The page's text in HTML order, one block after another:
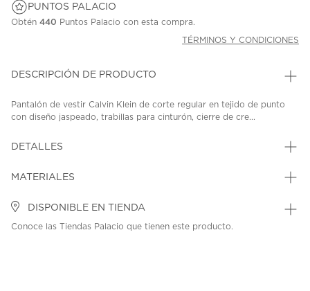
PUNTOS PALACIO
Obtén 440 Puntos Palacio con esta compra.
TÉRMINOS Y CONDICIONES
DESCRIPCIÓN DE PRODUCTO
Pantalón de vestir Calvin Klein de corte regular en tejido de punto
con diseño jaspeado, trabillas para cinturón, cierre de cre...
DETALLES
MATERIALES
DISPONIBLE EN TIENDA
Conoce las Tiendas Palacio que tienen este producto.